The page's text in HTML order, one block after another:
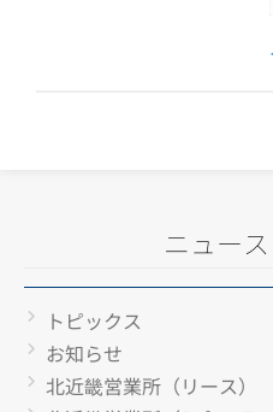
ニュー
トピックス
お知らせ
北近畿営業所（リース）